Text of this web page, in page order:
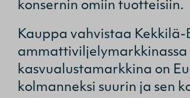
konsernin omiin tuotteisiin.
Kauppa vahvistaa Kekkilä-
ammattiviljelymarkkinassa
kasvualustamarkkina on
kolmanneksi suurin ja sen